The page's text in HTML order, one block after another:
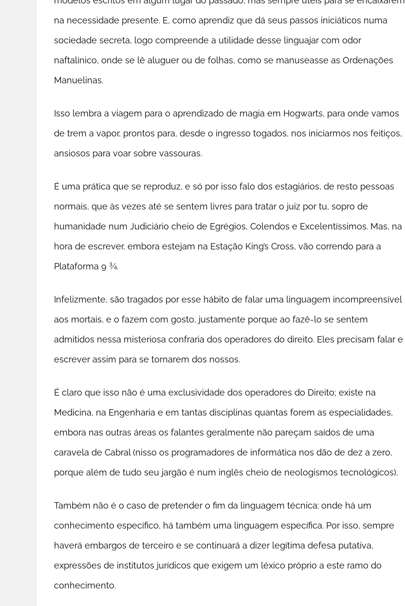
na necessidade presente. E, como aprendiz que dá seus passos iniciáticos numa
sociedade secreta, logo compreende a utilidade desse linguajar com odor
naftalínico, onde se lê aluguer ou de folhas, como se manuseasse as Ordenações
Manuelinas.
Isso lembra a viagem para o aprendizado de magia em Hogwarts, para onde vamos
de trem a vapor, prontos para, desde o ingresso togados, nos iniciarmos nos feitiços,
ansiosos para voar sobre vassouras.
É uma prática que se reproduz, e só por isso falo dos estagiários, de resto pessoas
normais, que às vezes até se sentem livres para tratar o juiz por tu, sopro de
humanidade num Judiciário cheio de Egrégios, Colendos e Excelentíssimos. Mas, na
hora de escrever, embora estejam na Estação King’s Cross, vão correndo para a
Plataforma 9 ¾.
Infelizmente, são tragados por esse hábito de falar uma linguagem incompreensível
aos mortais, e o fazem com gosto, justamente porque ao fazê-lo se sentem
admitidos nessa misteriosa confraria dos operadores do direito. Eles precisam falar e
escrever assim para se tornarem dos nossos.
É claro que isso não é uma exclusividade dos operadores do Direito; existe na
Medicina, na Engenharia e em tantas disciplinas quantas forem as especialidades,
embora nas outras áreas os falantes geralmente não pareçam saídos de uma
caravela de Cabral (nisso os programadores de informática nos dão de dez a zero,
porque além de tudo seu jargão é num inglês cheio de neologismos tecnológicos).
Também não é o caso de pretender o fim da linguagem técnica: onde há um
conhecimento específico, há também uma linguagem específica. Por isso, sempre
haverá embargos de terceiro e se continuará a dizer legítima defesa putativa,
expressões de institutos jurídicos que exigem um léxico próprio a este ramo do
conhecimento.